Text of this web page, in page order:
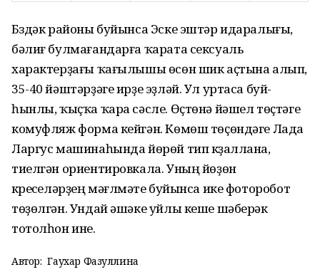
Бүздәк районы буйынса Эске эштәр идаралығы,
бәлиғ булмағандарға ҡарата сексуаль
характерҙағы ҡағылышы өсөн шик аҫтына алып,
35-40 йәштәрҙәге ирҙе эҙләй. Ул уртаса буй-
һынлы, ҡыҫҡа ҡара сәсле. Өҫтөнә йәшел төҫтәге
комуфляж форма кейгән. Көмөш төҫөндәге Лада
Ларгус машинаһында йөрөй тип күҙаллана,
тиелгән ориентировкала. Уның йөҙөн
күреүселәрҙең мәғлүмәте буйынса ике фоторобот
төҙөлгән. Ундай әшәке уйлы кеше шәберәк
тотолһон ине.
Автор: Гаухар Фазуллина